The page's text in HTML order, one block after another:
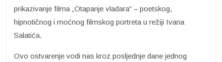
prikazivanje filma „Otapanje vladara“ – poetskog,
hipnotičnog i moćnog filmskog portreta u režiji Ivana
Salatića.
Ovo ostvarenje vodi nas kroz posljednje dane jednog